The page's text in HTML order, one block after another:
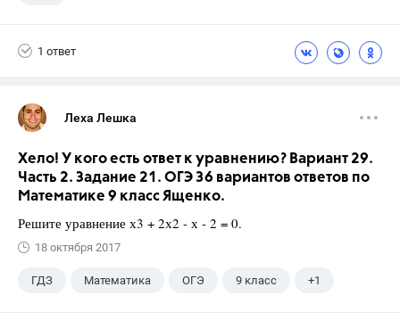
1 ответ
Леха Лешка
Хело! У кого есть ответ к уравнению? Вариант 29.
Часть 2. Задание 21. ОГЭ 36 вариантов ответов по
Математике 9 класс Ященко.
Решите уравнение х3 + 2х2 - х - 2 = 0.
18 октября 2017
ГДЗ Математика ОГЭ 9 класс +1